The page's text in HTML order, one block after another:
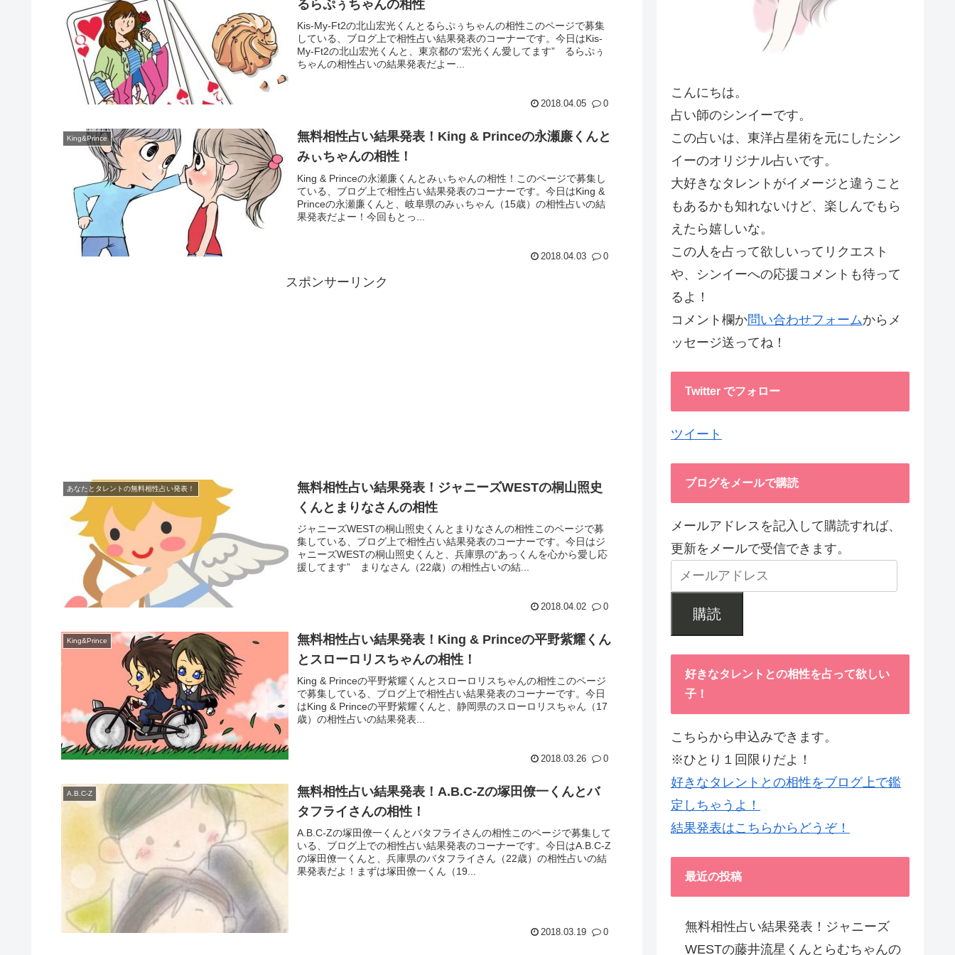
るらぷぅちゃんの相性
Kis-My-Ft2の北山宏光くんとるらぷぅちゃんの相性このページで募集
している、ブログ上で相性占い結果発表のコーナーです。今日はKis-
My-Ft2の北山宏光くんと、東京都の“宏光くん愛してます” るらぷぅ
ちゃんの相性占いの結果発表だよー...
2018.04.05 0
King&Prince
無料相性占い結果発表！King & Princeの永瀬廉くんと
みぃちゃんの相性！
King & Princeの永瀬廉くんとみぃちゃんの相性！このページで募集し
ている、ブログ上で相性占い結果発表のコーナーです。今日はKing &
Princeの永瀬廉くんと、岐阜県のみぃちゃん（15歳）の相性占いの結
果発表だよー！今回もとっ...
2018.04.03 0
スポンサーリンク
あなたとタレントの無料相性占い発表！
無料相性占い結果発表！ジャニーズWESTの桐山照史
くんとまりなさんの相性
ジャニーズWESTの桐山照史くんとまりなさんの相性このページで募
集している、ブログ上で相性占い結果発表のコーナーです。今日はジ
ャニーズWESTの桐山照史くんと、兵庫県の“あっくんを心から愛し応
援してます” まりなさん（22歳）の相性占いの結...
2018.04.02 0
King&Prince
無料相性占い結果発表！King & Princeの平野紫耀くん
とスローロリスちゃんの相性！
King & Princeの平野紫耀くんとスローロリスちゃんの相性このページ
で募集している、ブログ上で相性占い結果発表のコーナーです。今日
はKing & Princeの平野紫耀くんと、静岡県のスローロリスちゃん（17
歳）の相性占いの結果発表...
2018.03.26 0
A.B.C-Z
無料相性占い結果発表！A.B.C-Zの塚田僚一くんとバ
タフライさんの相性！
A.B.C-Zの塚田僚一くんとバタフライさんの相性このページで募集して
いる、ブログ上での相性占い結果発表のコーナーです。今日はA.B.C-Z
の塚田僚一くんと、兵庫県のバタフライさん（22歳）の相性占いの結
果発表だよ！まずは塚田僚一くん（19...
2018.03.19 0
こんにちは。
占い師のシンイーです。
この占いは、東洋占星術を元にしたシン
イーのオリジナル占いです。
大好きなタレントがイメージと違うこと
もあるかも知れないけど、楽しんでもら
えたら嬉しいな。
この人を占って欲しいってリクエスト
や、シンイーへの応援コメントも待って
るよ！
コメント欄か問い合わせフォームからメ
ッセージ送ってね！
Twitter でフォロー
ツイート
ブログをメールで購読
メールアドレスを記入して購読すれば、
更新をメールで受信できます。
購読
好きなタレントとの相性を占って欲しい
子！
こちらから申込みできます。
※ひとり１回限りだよ！
好きなタレントとの相性をブログ上で鑑
定しちゃうよ！
結果発表はこちらからどうぞ！
最近の投稿
無料相性占い結果発表！ジャニーズ
WESTの藤井流星くんとらむちゃんの